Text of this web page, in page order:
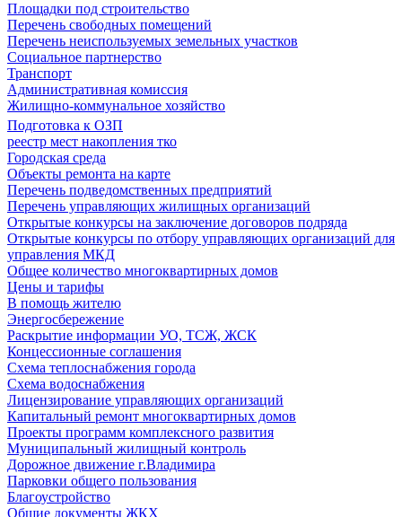
Площадки под строительство
Перечень свободных помещений
Перечень неиспользуемых земельных участков
Социальное партнерство
Транспорт
Административная комиссия
Жилищно-коммунальное хозяйство
Подготовка к ОЗП
реестр мест накопления тко
Городская среда
Объекты ремонта на карте
Перечень подведомственных предприятий
Перечень управляющих жилищных организаций
Открытые конкурсы на заключение договоров подряда
Открытые конкурсы по отбору управляющих организаций для
управления МКД
Общее количество многоквартирных домов
Цены и тарифы
В помощь жителю
Энергосбережение
Раскрытие информации УО, ТСЖ, ЖСК
Концессионные соглашения
Схема теплоснабжения города
Схема водоснабжения
Лицензирование управляющих организаций
Капитальный ремонт многоквартирных домов
Проекты программ комплексного развития
Муниципальный жилищный контроль
Дорожное движение г.Владимира
Парковки общего пользования
Благоустройство
Общие документы ЖКХ